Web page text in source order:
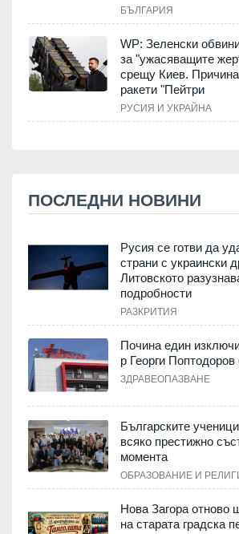
БЪЛГАРИЯ
WP: Зеленски
за "ужасяващите
срещу Киев.
ракети "Пейтри
РУСИЯ И УКРАЙНА
ПОСЛЕДНИ НОВИНИ
Русия се готви да
страни с украински
Литовското
подробности
РАЗКРИТИЯ
Почина един
р Георги Поптодоров
ЗДРАВЕОПАЗВАНЕ
Българските
всяко престижно
момента
ОБРАЗОВАНИЕ И
Нова Загора отново
на старата градска